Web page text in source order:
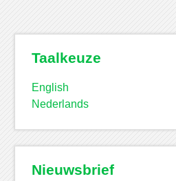
Taalkeuze
English
Nederlands
Nieuwsbrief